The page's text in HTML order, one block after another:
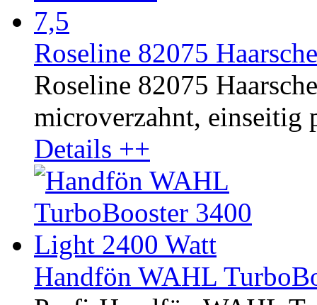
Roseline 82075
Roseline 82075
microverzahnt, einseitig
Details ++
Handfön WAHL